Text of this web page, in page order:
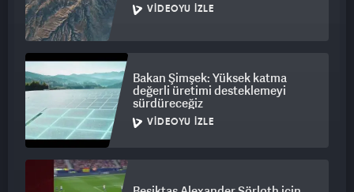
VIDEOYU İZLE
Bakan Şimşek: Yüksek katma
değerli üretimi desteklemeyi
sürdüreceğiz
VIDEOYU İZLE